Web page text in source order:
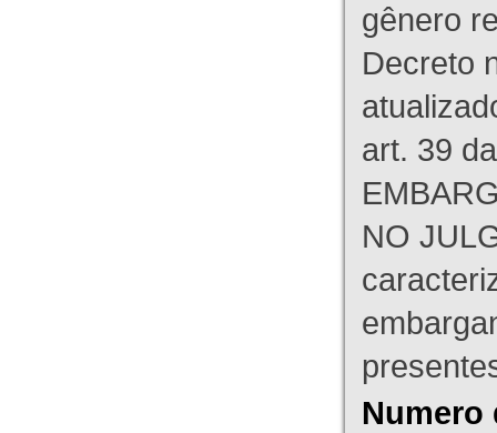
gênero
Decreto
art. 39
NO
Numero